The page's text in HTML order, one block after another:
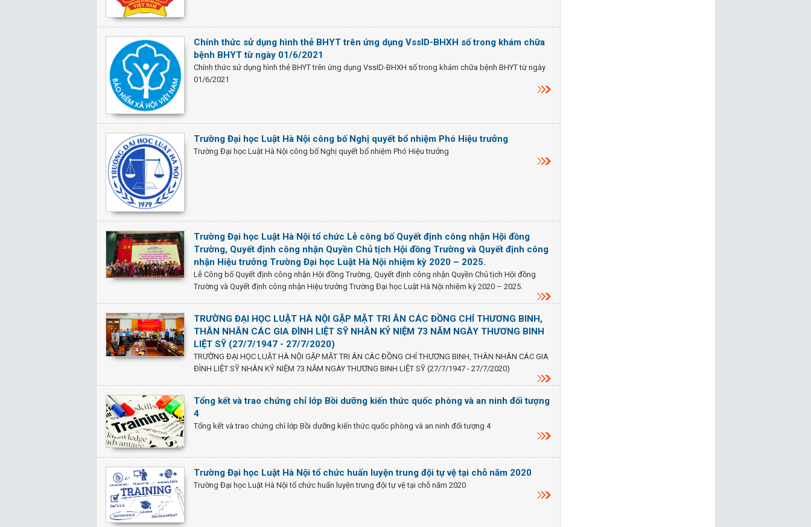
Chính thức sử dụng hình thẻ BHYT trên ứng dụng VssID-BHXH số trong khám chữa
bệnh BHYT từ ngày 01/6/2021
Chính thức sử dụng hình thẻ BHYT trên ứng dụng VssID-BHXH số trong khám chữa bệnh BHYT từ ngày
01/6/2021
Trường Đại học Luật Hà Nội công bố Nghị quyết bổ nhiệm Phó Hiệu trưởng
Trường Đại học Luật Hà Nội công bố Nghị quyết bổ nhiệm Phó Hiệu trưởng
Trường Đại học Luật Hà Nội tổ chức Lễ công bố Quyết định công nhận Hội đồng
Trường, Quyết định công nhận Quyền Chủ tịch Hội đồng Trường và Quyết định công
nhận Hiệu trưởng Trường Đại học Luật Hà Nội nhiệm kỳ 2020 – 2025.
Lễ Công bố Quyết định công nhận Hội đồng Trường, Quyết định công nhận Quyền Chủ tịch Hội đồng
Trường và Quyết định công nhận Hiệu trưởng Trường Đại học Luật Hà Nội nhiệm kỳ 2020 – 2025.
TRƯỜNG ĐẠI HỌC LUẬT HÀ NỘI GẶP MẶT TRI ÂN CÁC ĐỒNG CHÍ THƯƠNG BINH,
THÂN NHÂN CÁC GIA ĐÌNH LIỆT SỸ NHÂN KỶ NIỆM 73 NĂM NGÀY THƯƠNG BINH
LIỆT SỸ (27/7/1947 - 27/7/2020)
TRƯỜNG ĐẠI HỌC LUẬT HÀ NỘI GẶP MẶT TRI ÂN CÁC ĐỒNG CHÍ THƯƠNG BINH, THÂN NHÂN CÁC GIA
ĐÌNH LIỆT SỸ NHÂN KỶ NIỆM 73 NĂM NGÀY THƯƠNG BINH LIỆT SỸ (27/7/1947 - 27/7/2020)
Tổng kết và trao chứng chỉ lớp Bồi dưỡng kiến thức quốc phòng và an ninh đối tượng
4
Tổng kết và trao chứng chỉ lớp Bồi dưỡng kiến thức quốc phòng và an ninh đối tượng 4
Trường Đại học Luật Hà Nội tổ chức huấn luyện trung đội tự vệ tại chỗ năm 2020
Trường Đại học Luật Hà Nội tổ chức huấn luyện trung đội tự vệ tại chỗ năm 2020